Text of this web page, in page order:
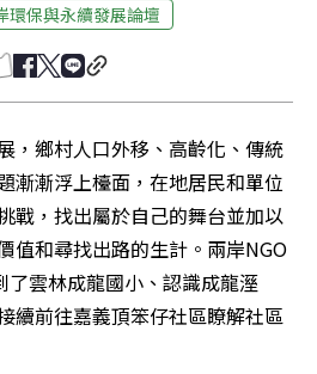
環保與永續發展論壇
，鄉村人口外移、高齡化、傳統
漸浮上檯面，在地居民和單位
戰，找出屬於自己的舞台並加以
值和尋找出路的生計。兩岸NGO
了雲林成龍國小、認識成龍溼
續前往嘉義頂笨仔社區瞭解社區